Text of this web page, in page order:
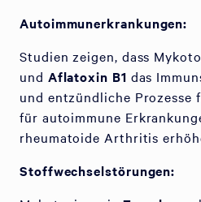
Autoimmunerkrankungen:
Studien zeigen, dass
und Aflatoxin B1 das
und entzündliche Prozesse
für autoimmune
rheumatoide Arthritis
Stoffwechselstörungen: